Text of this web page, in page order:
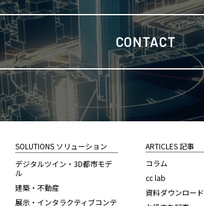
CONTACT
SOLUTIONS ソリューション
デジタルツイン・3D都市モデ
ル
建築・不動産
展示・インタラクティブコンテ
ARTICLES 記事
コラム
cc lab
資料ダウンロード